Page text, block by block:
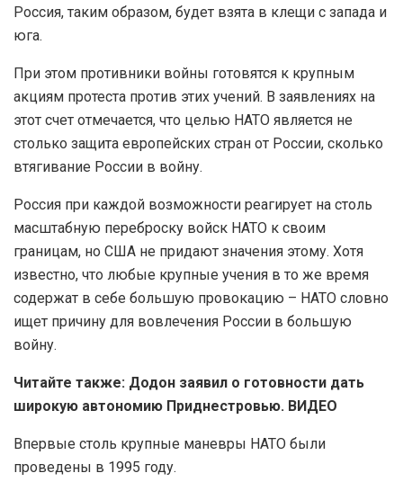
Россия, таким образом, будет взята в клещи с запада и
юга.
При этом противники войны готовятся к крупным
акциям протеста против этих учений. В заявлениях на
этот счет отмечается, что целью НАТО является не
столько защита европейских стран от России, сколько
втягивание России в войну.
Россия при каждой возможности реагирует на столь
масштабную переброску войск НАТО к своим
границам, но США не придают значения этому. Хотя
известно, что любые крупные учения в то же время
содержат в себе большую провокацию – НАТО словно
ищет причину для вовлечения России в большую
войну.
Читайте также: Додон заявил о готовности дать
широкую автономию Приднестровью. ВИДЕО
Впервые столь крупные маневры НАТО были
проведены в 1995 году.